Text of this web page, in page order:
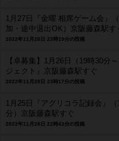
1月27日『金曜 相席ゲーム会』
加・途中退出OK）京阪藤森駅す
2022年11月28日 23時19分の投稿
【卓募集】1月26日（19時30分
ジェクト』京阪藤森駅すぐ
2022年11月28日 23時17分の投稿
1月25日『アグリコラ記録会』
分）京阪藤森駅すぐ
2022年11月28日 22時43分の投稿